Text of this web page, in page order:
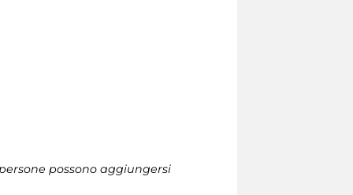
possono aggiungersi